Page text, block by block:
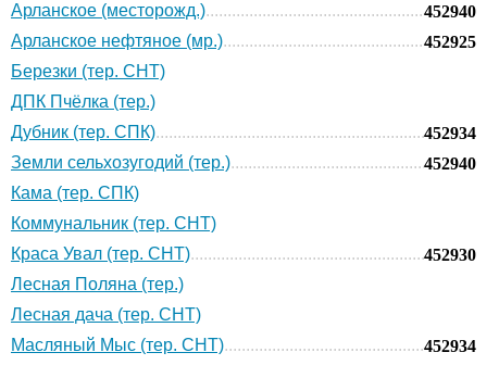
Арланское (месторожд.)
452940
Арланское нефтяное (мр.)
452925
Березки (тер. СНТ)
ДПК Пчёлка (тер.)
Дубник (тер. СПК)
452934
Земли сельхозугодий (тер.)
452940
Кама (тер. СПК)
Коммунальник (тер. СНТ)
Краса Увал (тер. СНТ)
452930
Лесная Поляна (тер.)
Лесная дача (тер. СНТ)
Масляный Мыс (тер. СНТ)
452934